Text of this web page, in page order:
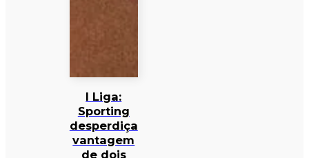
I Liga:
Sporting
desperdiça
vantagem
de dois